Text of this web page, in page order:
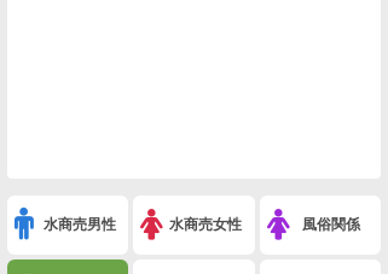
水商売男性 水商売女性 風俗関係